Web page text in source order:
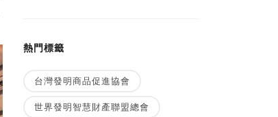
熱門標籤
台灣發明商品促進協會
世界發明智慧財產聯盟總會